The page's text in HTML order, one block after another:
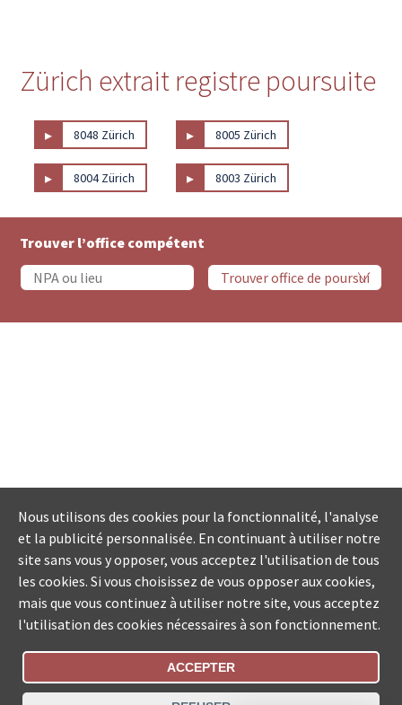
Zürich extrait registre poursuite
▸ 8048 Zürich ▸ 8005 Zürich
▸ 8004 Zürich ▸ 8003 Zürich
Trouver l’office compétent
Statut De La Commande
Nous utilisons des cookies pour la fonctionnalité, l'analyse
et la publicité personnalisée. En continuant à utiliser notre
site sans vous y opposer, vous acceptez l'utilisation de tous
les cookies. Si vous choisissez de vous opposer aux cookies,
mais que vous continuez à utiliser notre site, vous acceptez
l'utilisation des cookies nécessaires à son fonctionnement.
ACCEPTER